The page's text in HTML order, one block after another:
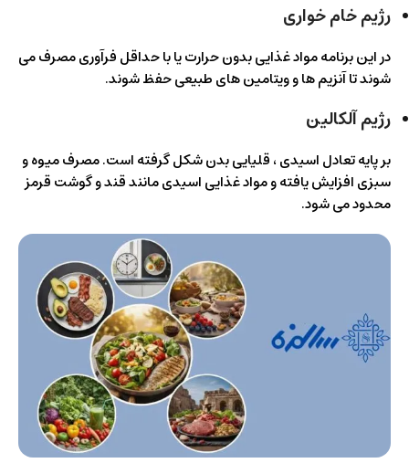
رژیم خام خواری
در این برنامه مواد غذایی بدون حرارت یا با حداقل فرآوری مصرف می
شوند تا آنزیم ها و ویتامین های طبیعی حفظ شوند.
رژیم آلکالین
بر پایه تعادل اسیدی ، قلیایی بدن شکل گرفته است. مصرف میوه و
سبزی افزایش یافته و مواد غذایی اسیدی مانند قند و گوشت قرمز
محدود می شود.